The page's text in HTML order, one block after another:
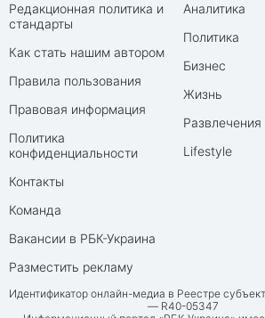
Редакционная политика и
стандарты
Как стать нашим автором
Правила пользования
Правовая информация
Политика
конфиденциальности
Контакты
Команда
Вакансии в РБК-Украина
Разместить рекламу
Аналитика
Политика
Бизнес
Жизнь
Развлечения
Lifestyle
Идентификатор онлайн-медиа в Реестре
— R40-05347